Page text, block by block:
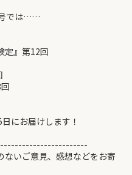
では……
定』第12回
にお届けします！
ないご意見、感想などをお寄